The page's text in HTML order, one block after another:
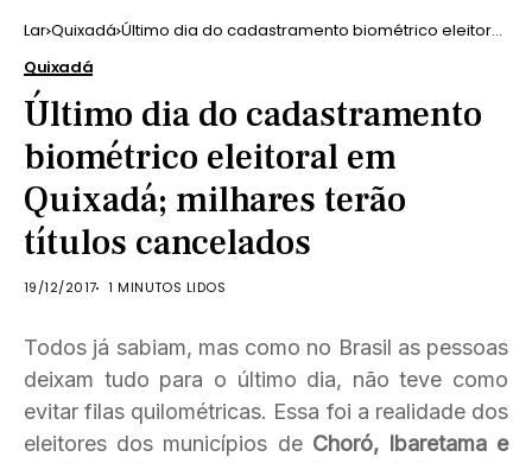
Lar Quixadá Último dia do cadastramento biométrico eleitoral
Quixadá
Último dia do cadastramento
biométrico eleitoral em
Quixadá; milhares terão
títulos cancelados
19/12/2017 1 MINUTOS LIDOS
Todos já sabiam, mas como no Brasil as pessoas
deixam tudo para o último dia, não teve como
evitar filas quilométricas. Essa foi a realidade dos
eleitores dos municípios de Choró, Ibaretama e